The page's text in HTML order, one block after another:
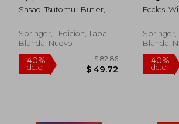
Boolean Functions
(en Inglés)
Sasao, Tsutomu ; Butler,
Springer, 1 Edición, Tapa
Blanda, Nuevo
&
Inglés)
Eccles,
Springer,
Blanda,